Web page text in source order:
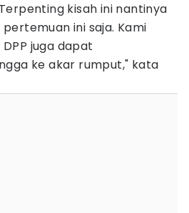
kisah ini nantinya
ini saja. Kami
juga dapat
ke akar rumput," kata